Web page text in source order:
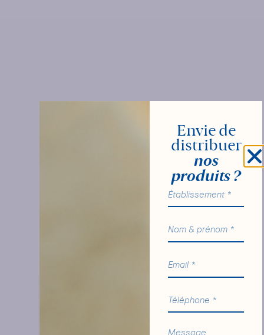
Envie de
distribuer
nos
produits ?